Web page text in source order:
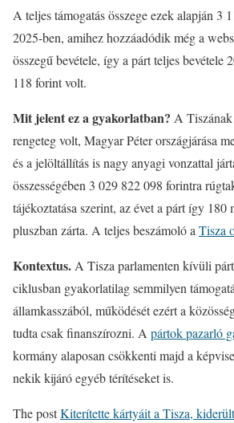
A teljes támogatás összege ezek alapján 3
2025-ben, amihez hozzáadódik még a
összegű bevétele, így a párt teljes bevétele
118 forint volt.
Mit jelent ez a gyakorlatban? A
rengeteg volt, Magyar Péter országjárása
és a jelöltállítás is nagy anyagi vonzattal
összességében 3 029 822 098 forintra
tájékoztatása szerint, az évet a párt így
pluszban zárta. A teljes beszámoló a Tisza
Kontextus. A Tisza parlamenten kívüli
ciklusban gyakorlatilag semmilyen
államkasszából, működését ezért a
tudta csak finanszírozni. A pártok pazarló
kormány alaposan csökkenti majd a
nekik kijáró egyéb térítéseket is.
The postKiterítette kártyáit a Tisza,